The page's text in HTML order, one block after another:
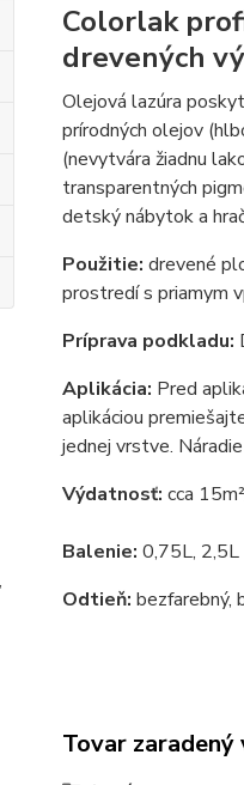
Colorlak
drevených
Olejová lazúra
prírodných olejov
(nevytvára žiadnu
transparentných
detský nábytok a
Použitie: drevené
prostredí s priamym
Príprava podkladu:
Aplikácia: Pred
aplikáciou
jednej vrstve.
Výdatnosť: cca
Balenie: 0,75L, 2,5L
Odtieň: bezfarebný,
Tovar